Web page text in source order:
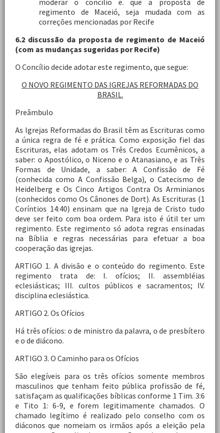
moderar o concílio e. que a proposta de
regimento de Maceió, seja mudada com as
correções mencionadas por Recife
6.2 discussão da proposta de regimento de Maceió
(com as mudanças sugeridas por Recife)
O Concílio decide adotar este regimento, que segue:
O NOVO REGIMENTO DAS IGREJAS REFORMADAS DO
BRASIL.
Preâmbulo
As Igrejas Reformadas do Brasil têm as Escrituras como
a única regra de fé e prática. Como exposição fiel das
Escrituras, elas adotam os Três Credos Ecumênicos, a
saber: o Apostólico, o Niceno e o Atanasiano, e as Três
Formas de Unidade, a saber: A Confissão de Fé
(conhecida como A Confissão Belga), o Catecismo de
Heidelberg e Os Cinco Artigos Contra Os Arminianos
(conhecidos como Os Cânones de Dort). As Escrituras (1
Coríntios 14:40) ensinam que na Igreja de Cristo tudo
deve ser feito com boa ordem. Para isto é útil ter um
regimento. Este regimento só adota regras ensinadas
na Bíblia e regras necessárias para efetuar a boa
cooperação das igrejas.
ARTIGO 1. A divisão e o conteúdo do regimento. Este
regimento trata de: I. ofícios; II. assembléias
eclesiásticas; III. cultos públicos e sacramentos; IV.
disciplina eclesiástica.
ARTIGO 2. Os Ofícios
Há três ofícios: o de ministro da palavra, o de presbítero
e o de diácono.
ARTIGO 3. O Caminho para os Ofícios
São elegíveis para os três ofícios somente membros
masculinos que tenham feito pública profissão de fé,
satisfaçam as qualificações bíblicas conforme 1 Tim. 3:6
e Tito 1: 6-9, e forem legitimamente chamados. O
chamado legítimo é realizado pelo conselho com os
diáconos que nomeiam os irmãos após a eleição pela